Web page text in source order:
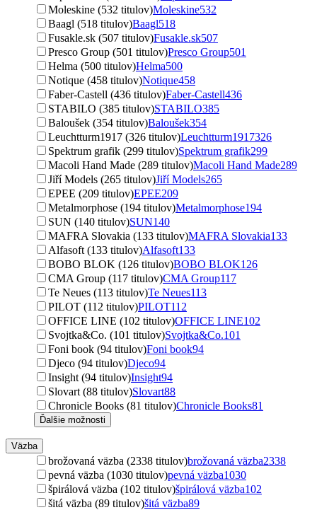
Moleskine (532 titulov)Moleskine532
Baagl (518 titulov)Baagl518
Fusakle.sk (507 titulov)Fusakle.sk507
Presco Group (501 titulov)Presco Group501
Helma (500 titulov)Helma500
Notique (458 titulov)Notique458
Faber-Castell (436 titulov)Faber-Castell436
STABILO (385 titulov)STABILO385
Baloušek (354 titulov)Baloušek354
Leuchtturm1917 (326 titulov)Leuchtturm1917326
Spektrum grafik (299 titulov)Spektrum grafik299
Macoli Hand Made (289 titulov)Macoli Hand Made289
Jiří Models (265 titulov)Jiří Models265
EPEE (209 titulov)EPEE209
Metalmorphose (194 titulov)Metalmorphose194
SUN (140 titulov)SUN140
MAFRA Slovakia (133 titulov)MAFRA Slovakia133
Alfasoft (133 titulov)Alfasoft133
BOBO BLOK (126 titulov)BOBO BLOK126
CMA Group (117 titulov)CMA Group117
Te Neues (113 titulov)Te Neues113
PILOT (112 titulov)PILOT112
OFFICE LINE (102 titulov)OFFICE LINE102
Svojtka&Co. (101 titulov)Svojtka&Co.101
Foni book (94 titulov)Foni book94
Djeco (94 titulov)Djeco94
Insight (94 titulov)Insight94
Slovart (88 titulov)Slovart88
Chronicle Books (81 titulov)Chronicle Books81
Ďalšie možnosti
Väzba
brožovaná väzba (2338 titulov)brožovaná väzba2338
pevná väzba (1030 titulov)pevná väzba1030
špirálová väzba (102 titulov)špirálová väzba102
šitá väzba (89 titulov)šitá väzba89